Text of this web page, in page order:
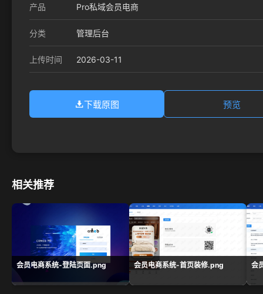
产品 Pro私域会员电商
分类 管理后台
上传时间 2026-03-11
下载原图 预览
相关推荐
会员电商系统-登陆页面.png 会员电商系统-首页装修.png 会